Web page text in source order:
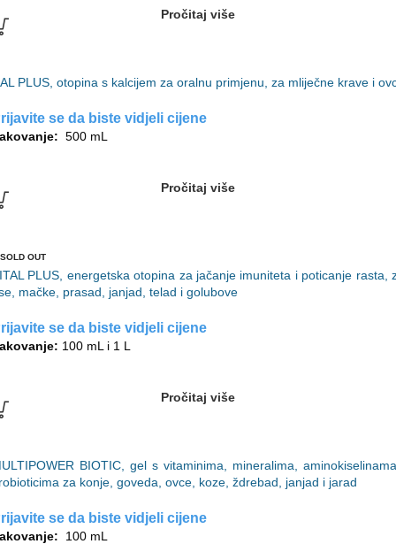
Pročitaj više
PLUS, otopina s kalcijem za oralnu primjenu, za mliječne krave i
se da biste vidjeli cijene
500 mL
Pročitaj više
SOLD OUT
PLUS, energetska otopina za jačanje imuniteta i poticanje rasta,
mačke, prasad, janjad, telad i golubove
se da biste vidjeli cijene
100 mL i 1 L
Pročitaj više
BIOTIC, gel s vitaminima, mineralima,
za konje, goveda, ovce, koze, ždrebad, janjad i jarad
se da biste vidjeli cijene
100 mL